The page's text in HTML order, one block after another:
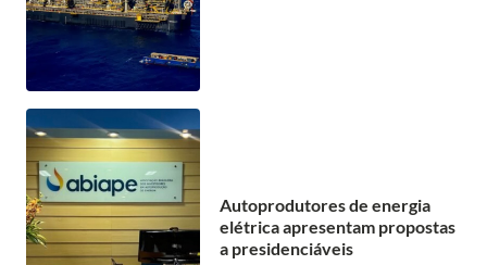
Autoprodutores de energia
elétrica apresentam propostas
a presidenciáveis